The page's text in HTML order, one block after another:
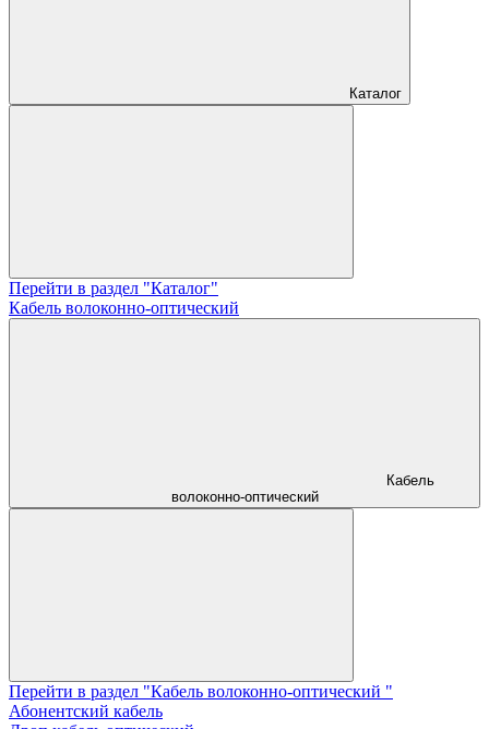
Каталог
Перейти в раздел "Каталог"
Кабель волоконно-оптический
Кабель
волоконно-оптический
Перейти в раздел "Кабель волоконно-оптический "
Абонентский кабель